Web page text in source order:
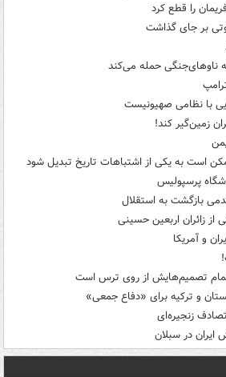
را قطع کرد
با نظامی صهیونیست
زمین‌گیر کند!
است به یکی از اشتباهات تاریخ تبدیل شود
پرسپولیس
بازگشت به استقلال
زائران اربعین حسینی
و آمریکا
تمام تصمیم‌هایش از روی ترس است
و ترکیه برای «دفاع جمعی»
در سبلان